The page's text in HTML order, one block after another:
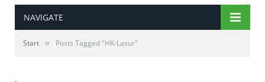
NAVIGATE
Start » Posts Tagged "HK-Lasur"